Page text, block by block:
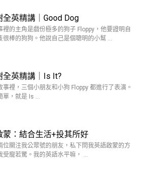
全英精講｜Good Dog
裡的主角是戲份極多的狗子 Floppy，他要證明自
很棒的狗狗。他說自己是個聰明的小幫 …
全英精講｜Is It?
事裡，三個小朋友和小狗 Floppy 都進行了表演。
單，就是 Is …
蒙：結合生活+投其所好
位關注我公眾號的朋友，私下問我英語啟蒙的方
受寵若驚。我的英語水平嘛， …